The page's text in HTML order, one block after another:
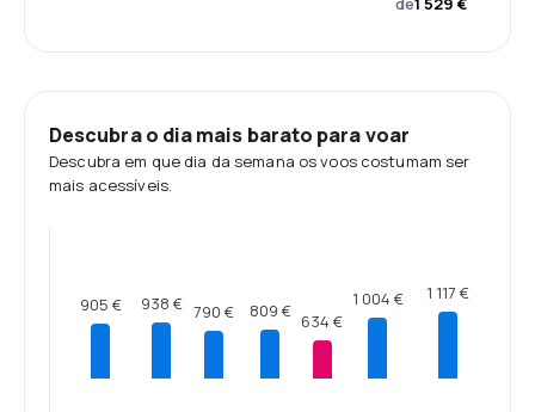
Descubra o dia mais barato para voar
Descubra em que dia da semana os voos costumam ser
mais acessíveis.
905 € 938 € 790 € 809 € 634 €
1 004 € 1 117 €